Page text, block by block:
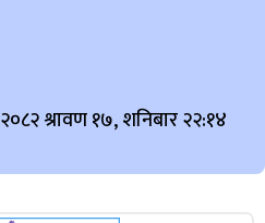
२०८२ श्रावण १७, शनिबार २२:१४